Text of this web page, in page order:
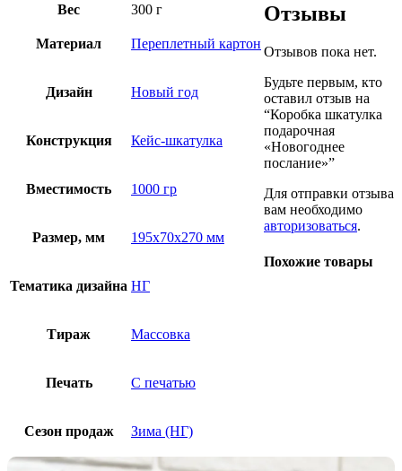
Вес 300 г
Материал Переплетный картон
Дизайн Новый год
Конструкция Кейс-шкатулка
Вместимость 1000 гр
Размер, мм 195х70х270 мм
Тематика дизайна НГ
Тираж Массовка
Печать С печатью
Сезон продаж Зима (НГ)
Отзывы
Отзывов пока нет.
Будьте первым, кто
оставил отзыв на
“Коробка шкатулка
подарочная
«Новогоднее
послание»”
Для отправки отзыва
вам необходимо
авторизоваться.
Похожие товары